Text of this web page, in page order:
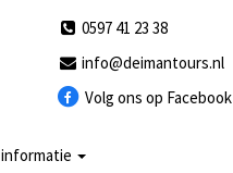
0597 41 23 38
info@deimantours.nl
Volg ons op Facebook
informatie